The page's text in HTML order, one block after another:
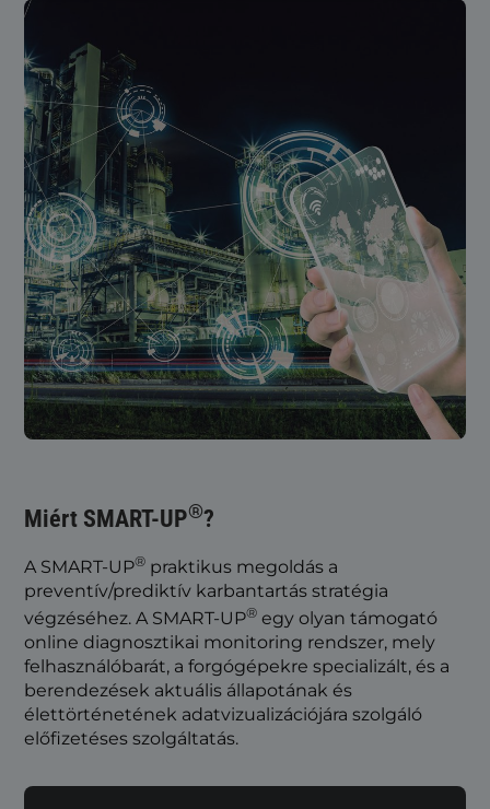
Miért SMART-UP®?
A SMART-UP® praktikus megoldás a
preventív/prediktív karbantartás stratégia
végzéséhez. A SMART-UP® egy olyan támogató
online diagnosztikai monitoring rendszer, mely
felhasználóbarát, a forgógépekre specializált, és a
berendezések aktuális állapotának és
élettörténetének adatvizualizációjára szolgáló
előfizetéses szolgáltatás.